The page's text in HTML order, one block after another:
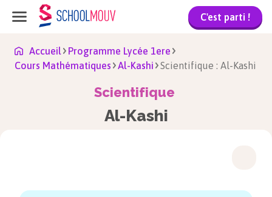
C'est parti !
Accueil
Programme Lycée 1ere
Cours Mathématiques
Al-Kashi Scientifique : Al-Kashi
Scientifique
Al-Kashi